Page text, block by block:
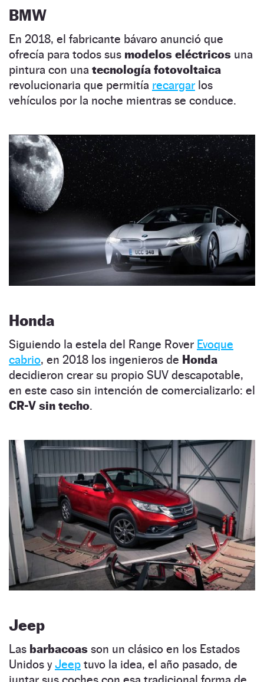
BMW
En 2018, el fabricante bávaro anunció que
ofrecía para todos sus modelos eléctricos una
pintura con una tecnología fotovoltaica
revolucionaria que permitía recargar los
vehículos por la noche mientras se conduce.
Honda
Siguiendo la estela del Range Rover Evoque
cabrio, en 2018 los ingenieros de Honda
decidieron crear su propio SUV descapotable,
en este caso sin intención de comercializarlo: el
CR-V sin techo.
Jeep
Las barbacoas son un clásico en los Estados
Unidos yJeep tuvo la idea, el año pasado, de